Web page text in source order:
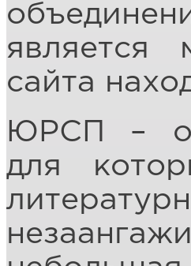
является
сайта
ЮРСП –
для